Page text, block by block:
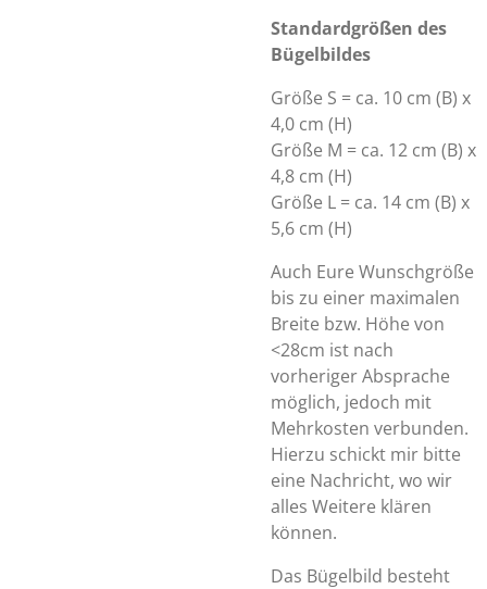
Standardgrößen des
Bügelbildes
Größe S = ca. 10 cm (B) x
4,0 cm (H)
Größe M = ca. 12 cm (B) x
4,8 cm (H)
Größe L = ca. 14 cm (B) x
5,6 cm (H)
Auch Eure Wunschgröße
bis zu einer maximalen
Breite bzw. Höhe von
<28cm ist nach
vorheriger Absprache
möglich, jedoch mit
Mehrkosten verbunden.
Hierzu schickt mir bitte
eine Nachricht, wo wir
alles Weitere klären
können.
Das Bügelbild besteht